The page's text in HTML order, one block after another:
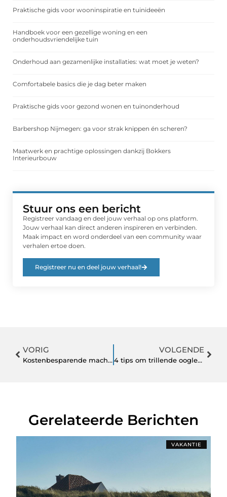
Praktische gids voor wooninspiratie en tuinideeën
Handboek voor een gezellige woning en een
onderhoudsvriendelijke tuin
Onderhoud aan gezamenlijke installaties: wat moet je weten?
Comfortabele basics die je dag beter maken
Praktische gids voor gezond wonen en tuinonderhoud
Barbershop Nijmegen: ga voor strak knippen én scheren?
Maatwerk en prachtige oplossingen dankzij Bokkers
Interieurbouw
Stuur ons een bericht
Registreer vandaag en deel jouw verhaal op ons platform.
Jouw verhaal kan direct anderen inspireren en verbinden.
Maak impact en word onderdeel van een community waar
verhalen ertoe doen.
Registreer nu en deel jouw verhaal!
VORIG
Kostenbesparende machinebouw bij Twin-Tech
VOLGENDE
4 tips om trillende oogleden te voorkomen en te verhelpen
Gerelateerde Berichten
VAKANTIE